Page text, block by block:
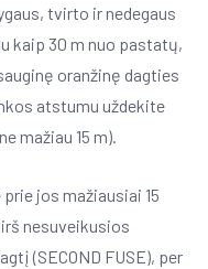
tvirto ir nedegaus
kaip 30 m nuo pastatų,
oranžinę dagties
atstumu uždekite
mažiau 15 m).
jos mažiausiai 15
nesuveikusios
(SECOND FUSE), per